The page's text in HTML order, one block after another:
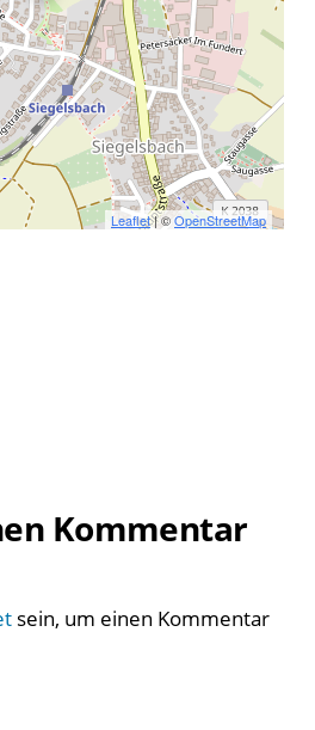
Leaflet| ©OpenStreetMap
Kommentar
sein, um einen Kommentar